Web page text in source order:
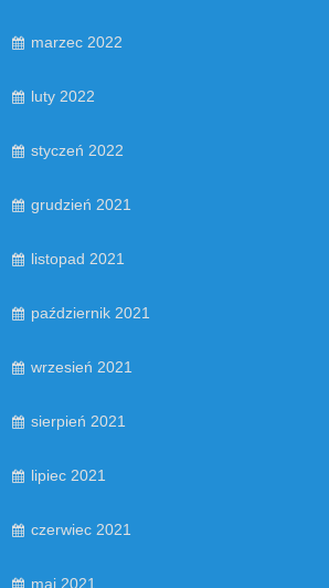
marzec 2022
luty 2022
styczeń 2022
grudzień 2021
listopad 2021
październik 2021
wrzesień 2021
sierpień 2021
lipiec 2021
czerwiec 2021
maj 2021